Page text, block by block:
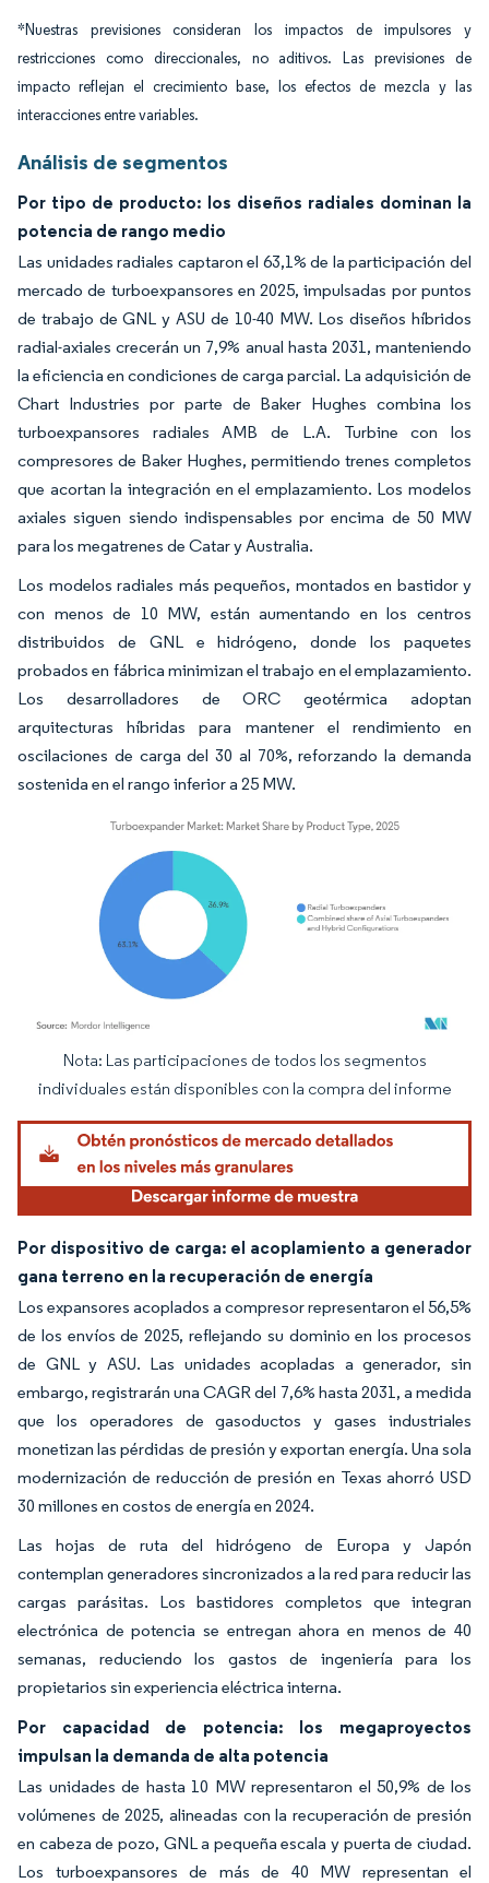
*Nuestras previsiones consideran los impactos de impulsores y
restricciones como direccionales, no aditivos. Las previsiones de
impacto reflejan el crecimiento base, los efectos de mezcla y las
interacciones entre variables.
Análisis de segmentos
Por tipo de producto: los diseños radiales dominan la
potencia de rango medio
Las unidades radiales captaron el 63,1% de la participación del
mercado de turboexpansores en 2025, impulsadas por puntos
de trabajo de GNL y ASU de 10-40 MW. Los diseños híbridos
radial-axiales crecerán un 7,9% anual hasta 2031, manteniendo
la eficiencia en condiciones de carga parcial. La adquisición de
Chart Industries por parte de Baker Hughes combina los
turboexpansores radiales AMB de L.A. Turbine con los
compresores de Baker Hughes, permitiendo trenes completos
que acortan la integración en el emplazamiento. Los modelos
axiales siguen siendo indispensables por encima de 50 MW
para los megatrenes de Catar y Australia.
Los modelos radiales más pequeños, montados en bastidor y
con menos de 10 MW, están aumentando en los centros
distribuidos de GNL e hidrógeno, donde los paquetes
probados en fábrica minimizan el trabajo en el emplazamiento.
Los desarrolladores de ORC geotérmica adoptan
arquitecturas híbridas para mantener el rendimiento en
oscilaciones de carga del 30 al 70%, reforzando la demanda
sostenida en el rango inferior a 25 MW.
Imagen © Mordor Intelligence. El uso requiere atribución según CC BY 4.0.
Nota: Las participaciones de todos los segmentos
individuales están disponibles con la compra del informe
Por dispositivo de carga: el acoplamiento a generador
gana terreno en la recuperación de energía
Los expansores acoplados a compresor representaron el 56,5%
de los envíos de 2025, reflejando su dominio en los procesos
de GNL y ASU. Las unidades acopladas a generador, sin
embargo, registrarán una CAGR del 7,6% hasta 2031, a medida
que los operadores de gasoductos y gases industriales
monetizan las pérdidas de presión y exportan energía. Una sola
modernización de reducción de presión en Texas ahorró USD
30 millones en costos de energía en 2024.
Las hojas de ruta del hidrógeno de Europa y Japón
contemplan generadores sincronizados a la red para reducir las
cargas parásitas. Los bastidores completos que integran
electrónica de potencia se entregan ahora en menos de 40
semanas, reduciendo los gastos de ingeniería para los
propietarios sin experiencia eléctrica interna.
Por capacidad de potencia: los megaproyectos
impulsan la demanda de alta potencia
Las unidades de hasta 10 MW representaron el 50,9% de los
volúmenes de 2025, alineadas con la recuperación de presión
en cabeza de pozo, GNL a pequeña escala y puerta de ciudad.
Los turboexpansores de más de 40 MW representan el